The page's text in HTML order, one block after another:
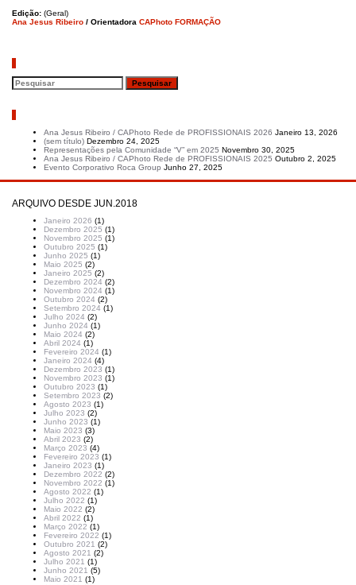
Edição: (Geral)
Ana Jesus Ribeiro / Orientadora CAPhoto FORMAÇÃO
Ana Jesus Ribeiro / CAPhoto Rede de PROFISSIONAIS 2026 Janeiro 13, 2026
(sem título) Dezembro 24, 2025
Representações pela Comunidade “V” em 2025 Novembro 30, 2025
Ana Jesus Ribeiro / CAPhoto Rede de PROFISSIONAIS 2025 Outubro 2, 2025
Evento Corporativo Roca Group Junho 27, 2025
ARQUIVO DESDE JUN.2018
Janeiro 2026 (1)
Dezembro 2025 (1)
Novembro 2025 (1)
Outubro 2025 (1)
Junho 2025 (1)
Maio 2025 (2)
Janeiro 2025 (2)
Dezembro 2024 (2)
Novembro 2024 (1)
Outubro 2024 (2)
Setembro 2024 (1)
Julho 2024 (2)
Junho 2024 (1)
Maio 2024 (2)
Abril 2024 (1)
Fevereiro 2024 (1)
Janeiro 2024 (4)
Dezembro 2023 (1)
Novembro 2023 (1)
Outubro 2023 (1)
Setembro 2023 (2)
Agosto 2023 (1)
Julho 2023 (2)
Junho 2023 (1)
Maio 2023 (3)
Abril 2023 (2)
Março 2023 (4)
Fevereiro 2023 (1)
Janeiro 2023 (1)
Dezembro 2022 (2)
Novembro 2022 (1)
Agosto 2022 (1)
Julho 2022 (1)
Maio 2022 (2)
Abril 2022 (1)
Março 2022 (1)
Fevereiro 2022 (1)
Outubro 2021 (2)
Agosto 2021 (2)
Julho 2021 (1)
Junho 2021 (5)
Maio 2021 (1)